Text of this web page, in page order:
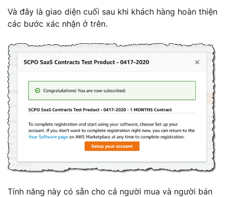
Và đây là giao diện cuối sau khi khách hàng hoàn thiện
các bước xác nhận ở trên.
Tính năng này có sẵn cho cả người mua và người bán